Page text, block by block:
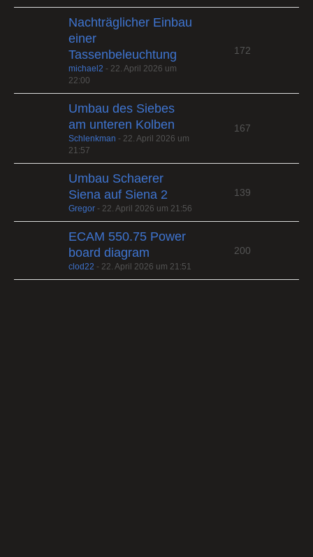
Nachträglicher Einbau
einer
Tassenbeleuchtung
michael2 - 22. April 2026 um
22:00
172
Umbau des Siebes
am unteren Kolben
Schlenkman - 22. April 2026 um
21:57
167
Umbau Schaerer
Siena auf Siena 2
Gregor - 22. April 2026 um 21:56
139
ECAM 550.75 Power
board diagram
clod22 - 22. April 2026 um 21:51
200